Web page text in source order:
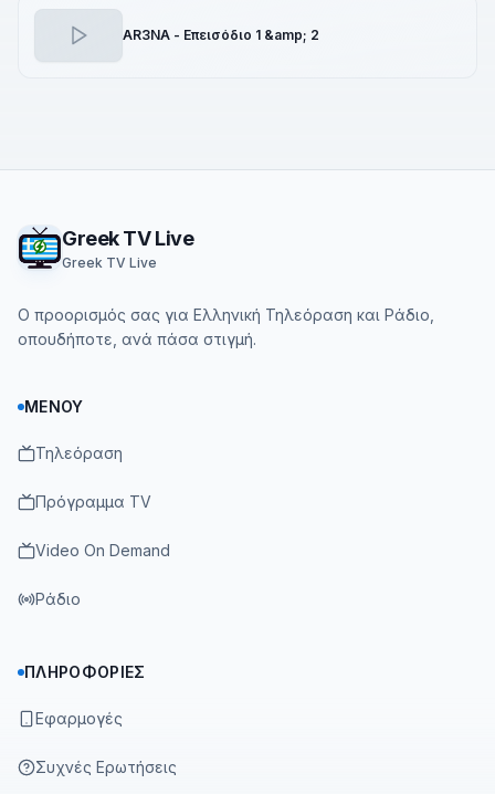
AR3NA - Επεισόδιο 1 &amp; 2
Greek TV Live
Greek TV Live
Ο προορισμός σας για Ελληνική Τηλεόραση και Ράδιο,
οπουδήποτε, ανά πάσα στιγμή.
ΜΕΝΟΎ
Τηλεόραση
Πρόγραμμα TV
Video On Demand
Ράδιο
ΠΛΗΡΟΦΟΡΊΕΣ
Εφαρμογές
Συχνές Ερωτήσεις